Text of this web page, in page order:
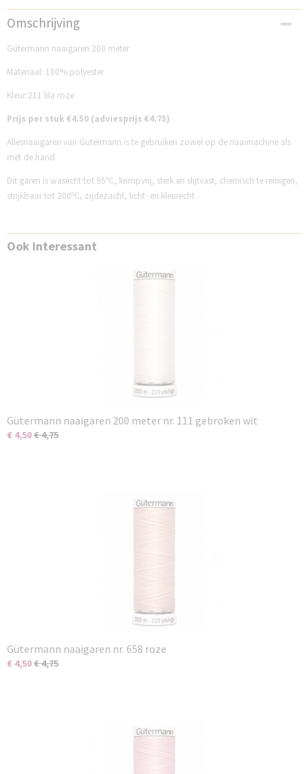
Productcode
GM200N211
Productcode leverancier
Omschrijving
Gütermann naaigaren 200 meter
Materiaal: 100% polyester
Kleur:211 lila roze
Prijs per stuk €4.50 (adviesprijs €4.75)
Allesnaaigaren van Gutermann is te gebruiken zowel op de naaimachine als
met de hand
Dit garen is wasecht tot 95ºC, krimpvrij, sterk en slijtvast, chemisch te reinigen,
strijkbaar tot 200ºC, zijdezacht, licht- en kleurecht
Ook interessant
Gütermann naaigaren 200 meter nr. 111 gebroken wit
€ 4,50€ 4,75
Gütermann naaigaren nr. 658 roze
€ 4,50€ 4,75